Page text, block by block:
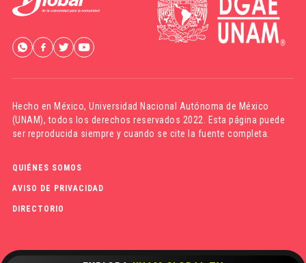
Hecho en México,Universidad Nacional Autónoma de México
(UNAM), todos los derechos reservados 2022. Esta página puede
ser reproducida siempre y cuando se cite la fuente completa.
QUIÉNES SOMOS
AVISO DE PRIVACIDAD
DIRECTORIO